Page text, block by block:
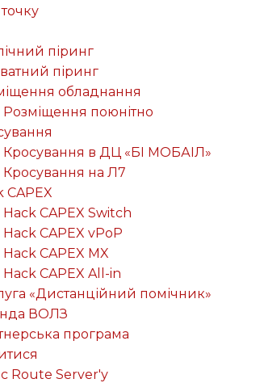
піринг
піринг
обладнання
Розміщення поюнітно
Кросування в ДЦ «БІ МОБАІЛ»
Кросування на Л7
CAPEX
Hack CAPEX Switch
Hack CAPEX vPoP
Hack CAPEX MX
Hack CAPEX All-in
«Дистанційний помічник»
ВОЛЗ
програма
Route Server'у